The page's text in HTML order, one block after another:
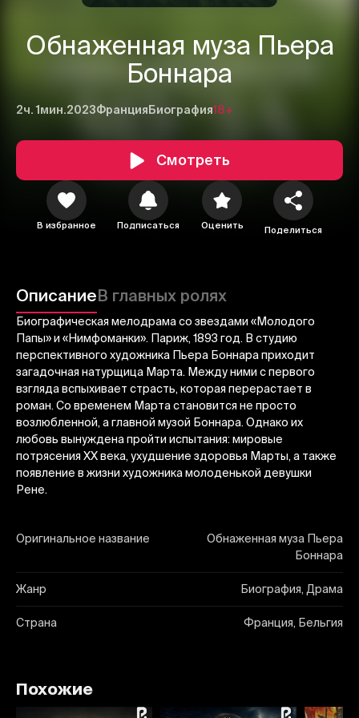
Обнаженная муза Пьера
Боннара
2ч. 1мин.2023Франция Биография18+
Смотреть
В избранное Подписаться Оценить Поделиться
ОписаниеВ главных ролях
Биографическая мелодрама со звездами «Молодого
Папы» и «Нимфоманки». Париж, 1893 год. В студию
перспективного художника Пьера Боннара приходит
загадочная натурщица Марта. Между ними с первого
взгляда вспыхивает страсть, которая перерастает в
роман. Со временем Марта становится не просто
возлюбленной, а главной музой Боннара. Однако их
любовь вынуждена пройти испытания: мировые
потрясения XX века, ухудшение здоровья Марты, а также
появление в жизни художника молоденькой девушки
Рене.
Оригинальное название
Обнаженная муза Пьера
Боннара
Жанр Биография, Драма
Страна Франция, Бельгия
Отправить
Похожие
Отменить Авторизоваться